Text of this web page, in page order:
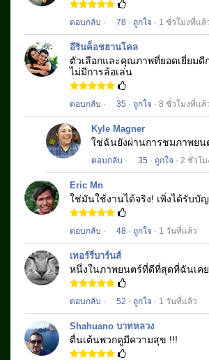
ตอบกลับ · 78 · ถูกใจ · 1 ชั่วโมงที่แล้
อีรินค็อชฮานโคล
ตัวเลือกและคุณภาพที่ยอดเยี่ยมดี
ไม่มีการล้อเล่น
ตอบกลับ · 35 · ถูกใจ · 8 ชั่วโมงที่แล้
Kyle Magner
ใช่ฉันยังผ่านการชมภาพยน
ตอบกลับ · 35 · ถูกใจ · 2 ชั่วโ
Eric Mn
ใช่มันใช้งานได้จริง! เพิ่งได้รับบั
ตอบกลับ · 48 · ถูกใจ · 1 วันที่แล้ว
เทอร์รี่บาร์นส์
หนึ่งในภาพยนตร์ที่ดีที่สุดที่ฉันเค
ตอบกลับ · 52 · ถูกใจ · 1 วันที่แล้ว
Shahuano บาทหลวง
ตื่นเต้นพวกดูมีความสุข !!!